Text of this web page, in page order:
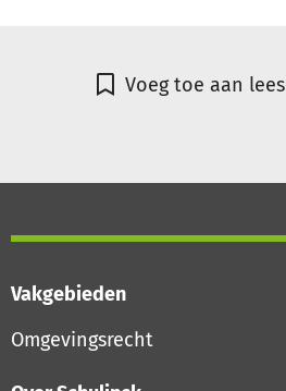
Voeg toe aan
Vakgebieden
Omgevingsrecht